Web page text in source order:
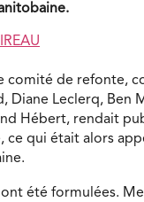
comité de refonte,
Diane Leclerq, Ben
Hébert, rendait
ce qui était alors
été formulées.